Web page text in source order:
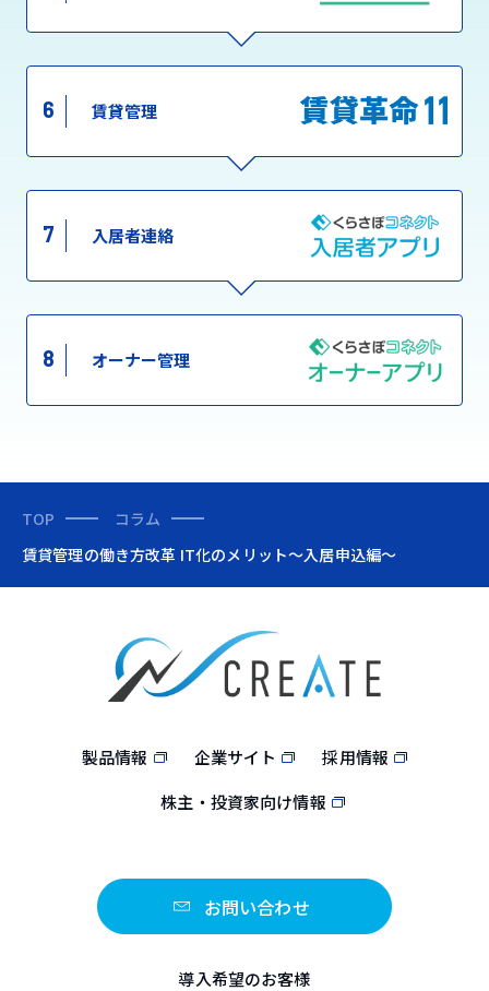
6 賃貸管理
7 入居者連絡
8 オーナー管理
TOP
コラム
賃貸管理の働き方改革 IT化のメリット～入居申込編～
製品情報 企業サイト
採用情報
株主・投資家向け情報
お問い合わせ
導入希望のお客様